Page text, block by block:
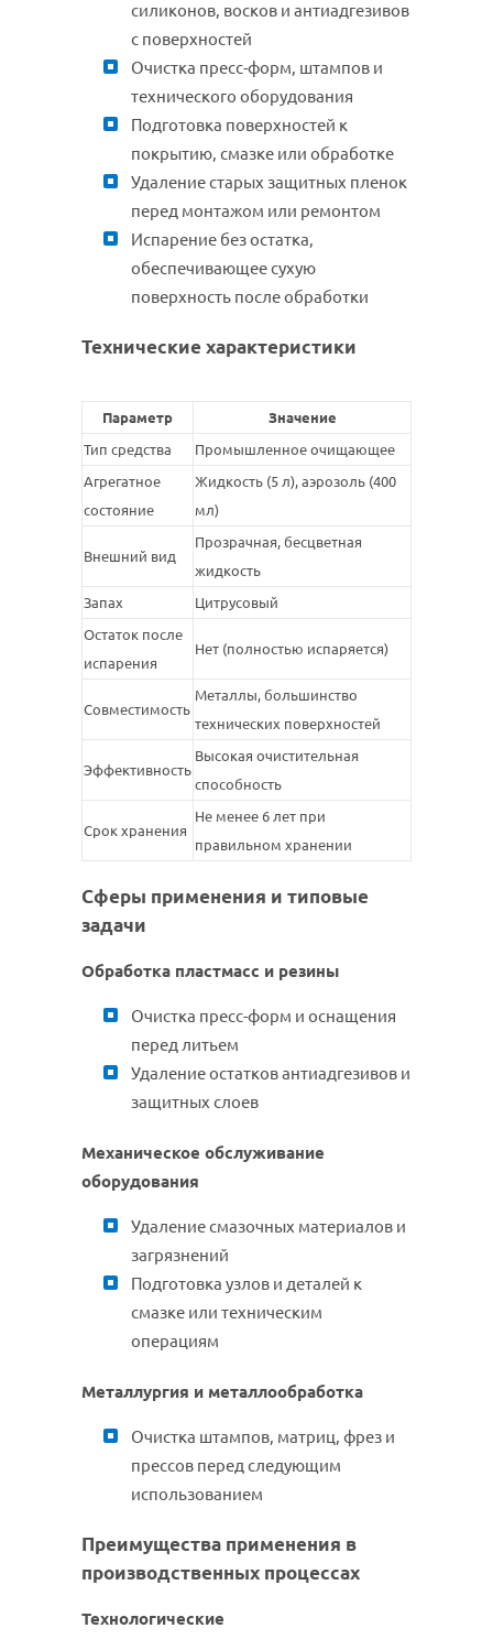
силиконов, восков и антиадгезивов
с поверхностей
Очистка пресс-форм, штампов и
технического оборудования
Подготовка поверхностей к
покрытию, смазке или обработке
Удаление старых защитных пленок
перед монтажом или ремонтом
Испарение без остатка,
обеспечивающее сухую
поверхность после обработки
Технические характеристики
Параметр Значение
Тип средства Промышленное очищающее
Агрегатное
состояние
Жидкость (5 л), аэрозоль (400
мл)
Внешний вид
Прозрачная, бесцветная
жидкость
Запах Цитрусовый
Остаток после
испарения
Нет (полностью испаряется)
Совместимость
Металлы, большинство
технических поверхностей
Эффективность
Высокая очистительная
способность
Срок хранения
Не менее 6 лет при
правильном хранении
Сферы применения и типовые
задачи
Обработка пластмасс и резины
Очистка пресс-форм и оснащения
перед литьем
Удаление остатков антиадгезивов и
защитных слоев
Механическое обслуживание
оборудования
Удаление смазочных материалов и
загрязнений
Подготовка узлов и деталей к
смазке или техническим
операциям
Металлургия и металлообработка
Очистка штампов, матриц, фрез и
прессов перед следующим
использованием
Преимущества применения в
производственных процессах
Технологические